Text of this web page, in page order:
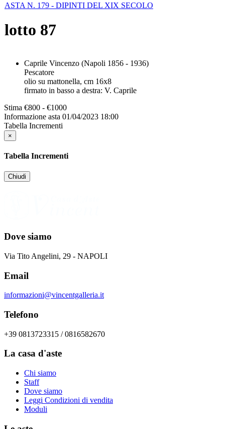
ASTA N. 179 - DIPINTI DEL XIX SECOLO
lotto 87
Caprile Vincenzo (Napoli 1856 - 1936)
Pescatore
olio su mattonella, cm 16x8
firmato in basso a destra: V. Caprile
Stima €800 - €1000
Informazione asta 01/04/2023 18:00
Tabella Incrementi
×
Tabella Incrementi
Chiudi
Dove siamo
Via Tito Angelini, 29 - NAPOLI
Email
informazioni@vincentgalleria.it
Telefono
+39 0813723315 / 0816582670
La casa d'aste
Chi siamo
Staff
Dove siamo
Leggi Condizioni di vendita
Moduli